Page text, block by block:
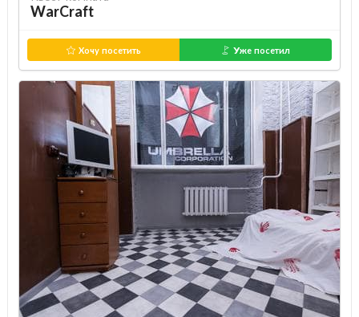
WarCraft
Хочу посетить Уже посетил